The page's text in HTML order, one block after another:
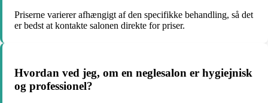
Priserne varierer afhængigt af den specifikke behandling, så det
er bedst at kontakte salonen direkte for priser.
Hvordan ved jeg, om en neglesalon er hygiejnisk
og professionel?